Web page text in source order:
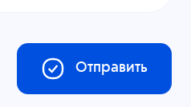
Отправить